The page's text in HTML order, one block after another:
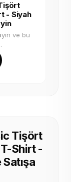
- Siyah
ve bu
Tişört
Shirt -